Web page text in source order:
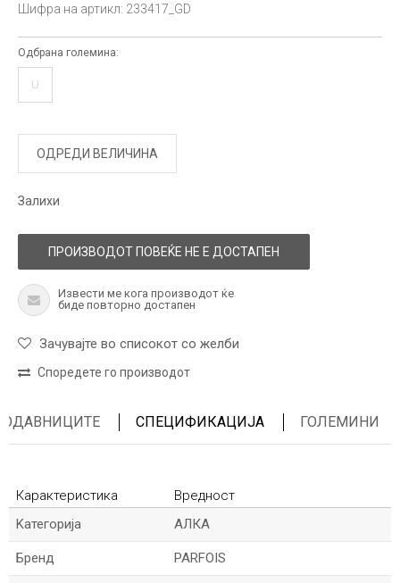
Шифра на артикл: 233417_GD
Одбрана големина:
U
ОДРЕДИ ВЕЛИЧИНА
Залихи
ПРОИЗВОДОТ ПОВЕЌЕ НЕ Е ДОСТАПЕН
Извести ме кога производот ќе
биде повторно достапен
Зачувајте во списокот со желби
Споредете го производот
СПЕЦИФИКАЦИЈА ГОЛЕМИНИ
Карактеристика
Вредност
Kатегорија
АЛКА
Бренд PARFOIS